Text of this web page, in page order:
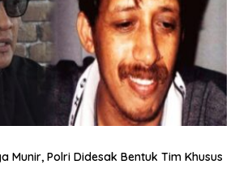
Munir, Polri Didesak Bentuk Tim Khusus